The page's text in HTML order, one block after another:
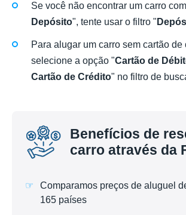
Se você não encontrar um carro
Depósito", tente usar o filtro "
Para alugar um carro sem cartão de
selecione a opção "Cartão de
Cartão de Crédito" no filtro de
Benefícios de
carro através da
Comparamos preços de aluguel
165 países